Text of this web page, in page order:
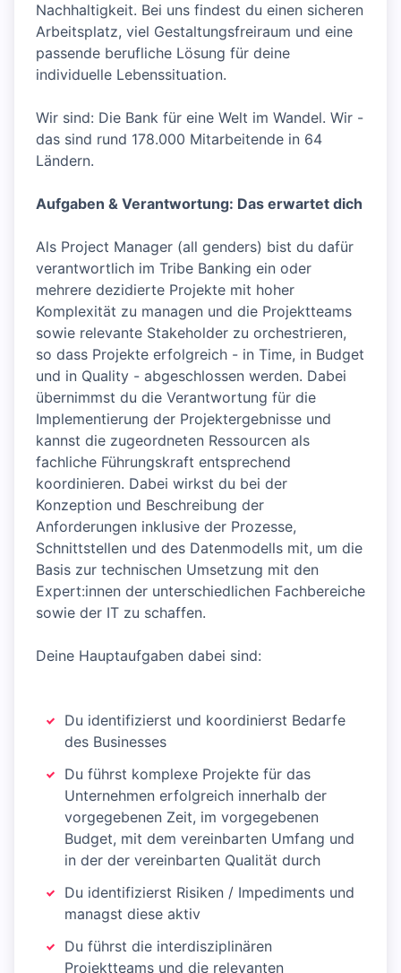
Nachhaltigkeit. Bei uns findest du einen sicheren
Arbeitsplatz, viel Gestaltungsfreiraum und eine
passende berufliche Lösung für deine
individuelle Lebenssituation.
Wir sind: Die Bank für eine Welt im Wandel. Wir -
das sind rund 178.000 Mitarbeitende in 64
Ländern.
Aufgaben & Verantwortung: Das erwartet dich
Als Project Manager (all genders) bist du dafür
verantwortlich im Tribe Banking ein oder
mehrere dezidierte Projekte mit hoher
Komplexität zu managen und die Projektteams
sowie relevante Stakeholder zu orchestrieren,
so dass Projekte erfolgreich - in Time, in Budget
und in Quality - abgeschlossen werden. Dabei
übernimmst du die Verantwortung für die
Implementierung der Projektergebnisse und
kannst die zugeordneten Ressourcen als
fachliche Führungskraft entsprechend
koordinieren. Dabei wirkst du bei der
Konzeption und Beschreibung der
Anforderungen inklusive der Prozesse,
Schnittstellen und des Datenmodells mit, um die
Basis zur technischen Umsetzung mit den
Expert:innen der unterschiedlichen Fachbereiche
sowie der IT zu schaffen.
Deine Hauptaufgaben dabei sind:
Du identifizierst und koordinierst Bedarfe
des Businesses
Du führst komplexe Projekte für das
Unternehmen erfolgreich innerhalb der
vorgegebenen Zeit, im vorgegebenen
Budget, mit dem vereinbarten Umfang und
in der der vereinbarten Qualität durch
Du identifizierst Risiken / Impediments und
managst diese aktiv
Du führst die interdisziplinären
Projektteams und die relevanten